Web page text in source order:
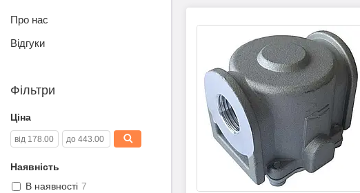
Про нас
Відгуки
Фільтри
Ціна
Наявність
В наявності 7